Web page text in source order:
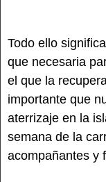
Todo ello
que necesaria
el que la
importante que
aterrizaje en la
semana de la
acompañantes y